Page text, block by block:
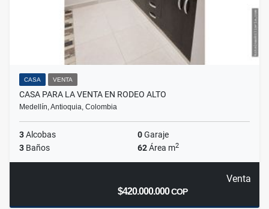
CASA VENTA
CASA PARA LA VENTA EN RODEO ALTO
Medellín, Antioquia, Colombia
3Alcobas 0Garaje
3 Baños 62Área m2
Venta
$420.000.000COP